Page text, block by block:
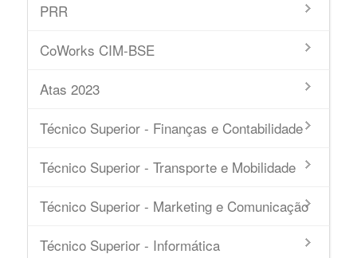
PRR
CoWorks CIM-BSE
Atas 2023
Técnico Superior - Finanças e Contabilidade
Técnico Superior - Transporte e Mobilidade
Técnico Superior - Marketing e Comunicação
Técnico Superior - Informática